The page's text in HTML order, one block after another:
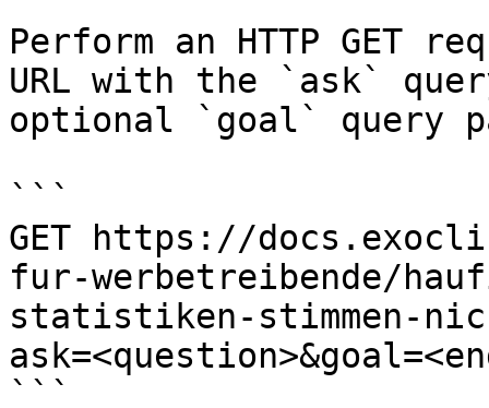
Perform an HTTP GET
URL with the `ask`
optional `goal` query
```
GET https://
fur-werbetreibende/
statistiken-stimmen-
```